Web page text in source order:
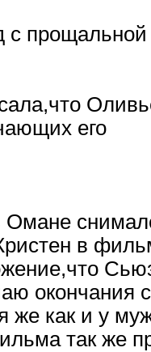
его
в
окончания
же как и у
так же